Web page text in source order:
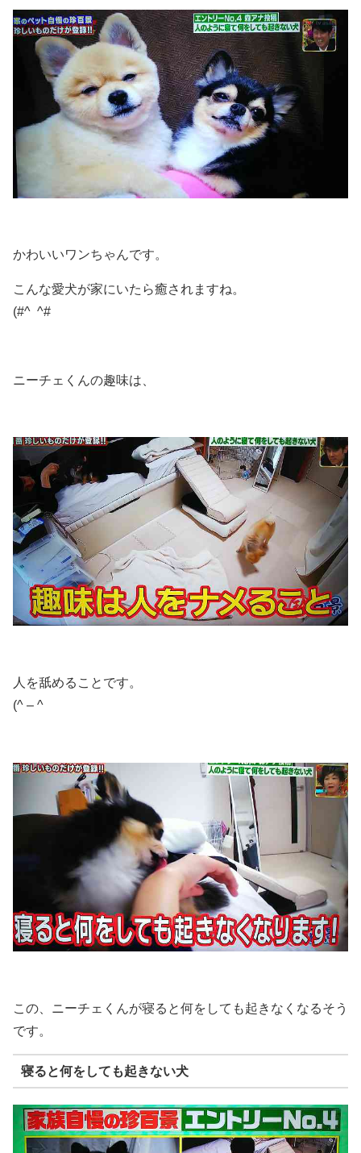
かわいいワンちゃんです。
こんな愛犬が家にいたら癒されますね。
(#^ ^#
ニーチェくんの趣味は、
人を舐めることです。
(^ – ^
この、ニーチェくんが寝ると何をしても起きなくなるそう
です。
寝ると何をしても起きない犬